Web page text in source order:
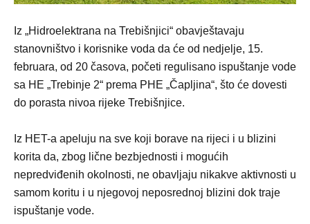
Iz „Hidroelektrana na Trebišnjici“ obavještavaju
stanovništvo i korisnike voda da će od nedjelje, 15.
februara, od 20 časova, početi regulisano ispuštanje vode
sa HE „Trebinje 2“ prema PHE „Čapljina“, što će dovesti
do porasta nivoa rijeke Trebišnjice.
Iz HET-a apeluju na sve koji borave na rijeci i u blizini
korita da, zbog lične bezbjednosti i mogućih
nepredviđenih okolnosti, ne obavljaju nikakve aktivnosti u
samom koritu i u njegovoj neposrednoj blizini dok traje
ispuštanje vode.